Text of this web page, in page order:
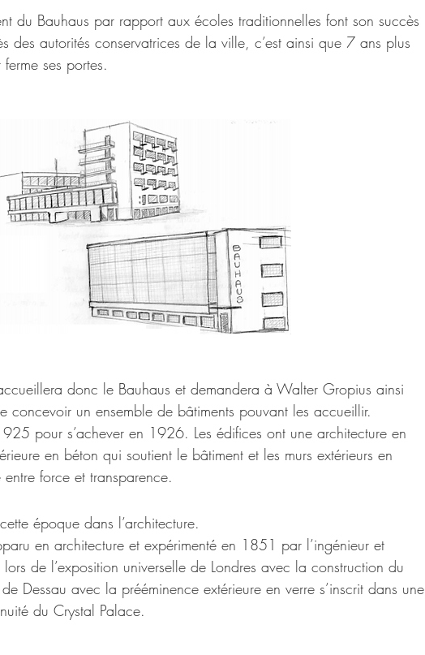
du Bauhaus par rapport aux écoles traditionnelles font son succès
des autorités conservatrices de la ville, c’est ainsi que 7 ans plus
ses portes.
donc le Bauhaus et demandera à Walter Gropius ainsi
concevoir un ensemble de bâtiments pouvant les accueillir.
pour s’achever en 1926. Les édifices ont une architecture en
en béton qui soutient le bâtiment et les murs extérieurs en
force et transparence.
époque dans l’architecture.
en architecture et expérimenté en 1851 par l’ingénieur et
de l’exposition universelle de Londres avec la construction du
Dessau avec la prééminence extérieure en verre s’inscrit dans une
du Crystal Palace.